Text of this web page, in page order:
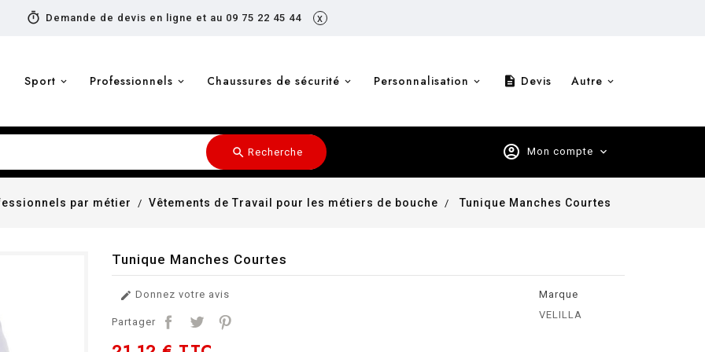
timer Demande de devis en ligne et au 09 75 22 45 44 x
Sport Professionnels Chaussures de sécurité Personnalisation description Devis Autre
account_circle Mon compte expand_more
search Recherche
par métier Vêtements de Travail pour les métiers de bouche Tunique Manches Courtes
Tunique Manches Courtes
Marque
VELILLA
 Donnez votre avis
Partager